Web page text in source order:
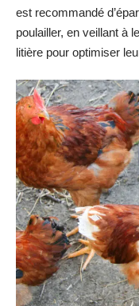
est recommandé
poulailler, en veillant à
litière pour optimiser